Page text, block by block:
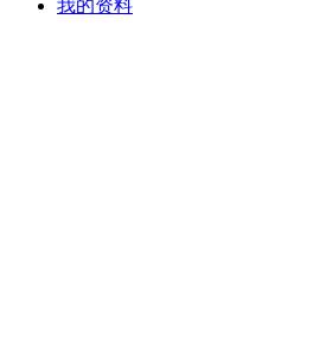
我的资料